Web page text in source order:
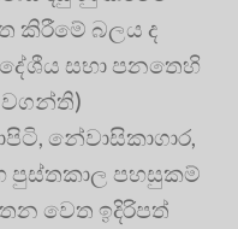
කිරීමේ බලය ද
සභා පනතෙහි
නේවාසිකාගාර,
පුස්තකාල පහසුකම්
වෙත ඉදිරිපත්